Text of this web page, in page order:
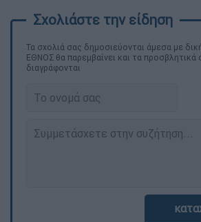
Τα σχολιά σας δημοσιεύονται άμεσα με
ΕΘΝΟΣ θα παρεμβαίνει και τα προσβλητικά
διαγράφονται